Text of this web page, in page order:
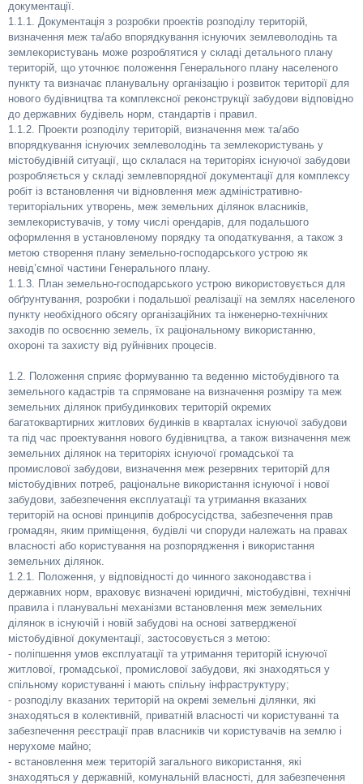
документації.
1.1.1. Документація з розробки проектів розподілу територій,
визначення меж та/або впорядкування існуючих землеволодінь та
землекористувань може розроблятися у складі детального плану
територій, що уточнює положення Генерального плану населеного
пункту та визначає планувальну організацію і розвиток території для
нового будівництва та комплексної реконструкції забудови відповідно
до державних будівель норм, стандартів і правил.
1.1.2. Проекти розподілу територій, визначення меж та/або
впорядкування існуючих землеволодінь та землекористувань у
містобудівній ситуації, що склалася на територіях існуючої забудови
розробляється у складі землевпорядної документації для комплексу
робіт із встановлення чи відновлення меж адміністративно-
територіальних утворень, меж земельних ділянок власників,
землекористувачів, у тому числі орендарів, для подальшого
оформлення в установленому порядку та оподаткування, а також з
метою створення плану земельно-господарського устрою як
невід’ємної частини Генерального плану.
1.1.3. План земельно-господарського устрою використовується для
обґрунтування, розробки і подальшої реалізації на землях населеного
пункту необхідного обсягу організаційних та інженерно-технічних
заходів по освоєнню земель, їх раціональному використанню,
охороні та захисту від руйнівних процесів.
1.2. Положення сприяє формуванню та веденню містобудівного та
земельного кадастрів та спрямоване на визначення розміру та меж
земельних ділянок прибудинкових територій окремих
багатоквартирних житлових будинків в кварталах існуючої забудови
та під час проектування нового будівництва, а також визначення меж
земельних ділянок на територіях існуючої громадської та
промислової забудови, визначення меж резервних територій для
містобудівних потреб, раціональне використання існуючої і нової
забудови, забезпечення експлуатації та утримання вказаних
територій на основі принципів добросусідства, забезпечення прав
громадян, яким приміщення, будівлі чи споруди належать на правах
власності або користування на розпорядження і використання
земельних ділянок.
1.2.1. Положення, у відповідності до чинного законодавства і
державних норм, враховує визначені юридичні, містобудівні, технічні
правила і планувальні механізми встановлення меж земельних
ділянок в існуючій і новій забудові на основі затвердженої
містобудівної документації, застосовується з метою:
- поліпшення умов експлуатації та утримання територій існуючої
житлової, громадської, промислової забудови, які знаходяться у
спільному користуванні і мають спільну інфраструктуру;
- розподілу вказаних територій на окремі земельні ділянки, які
знаходяться в колективній, приватній власності чи користуванні та
забезпечення реєстрації прав власників чи користувачів на землю і
нерухоме майно;
- встановлення меж територій загального використання, які
знаходяться у державній, комунальній власності, для забезпечення